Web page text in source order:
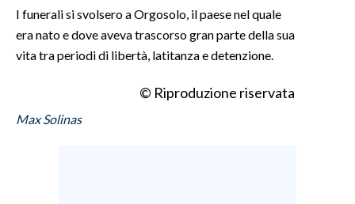
I funerali si svolsero a Orgosolo, il paese nel quale
era nato e dove aveva trascorso gran parte della sua
vita tra periodi di libertà, latitanza e detenzione.
© Riproduzione riservata
Max Solinas